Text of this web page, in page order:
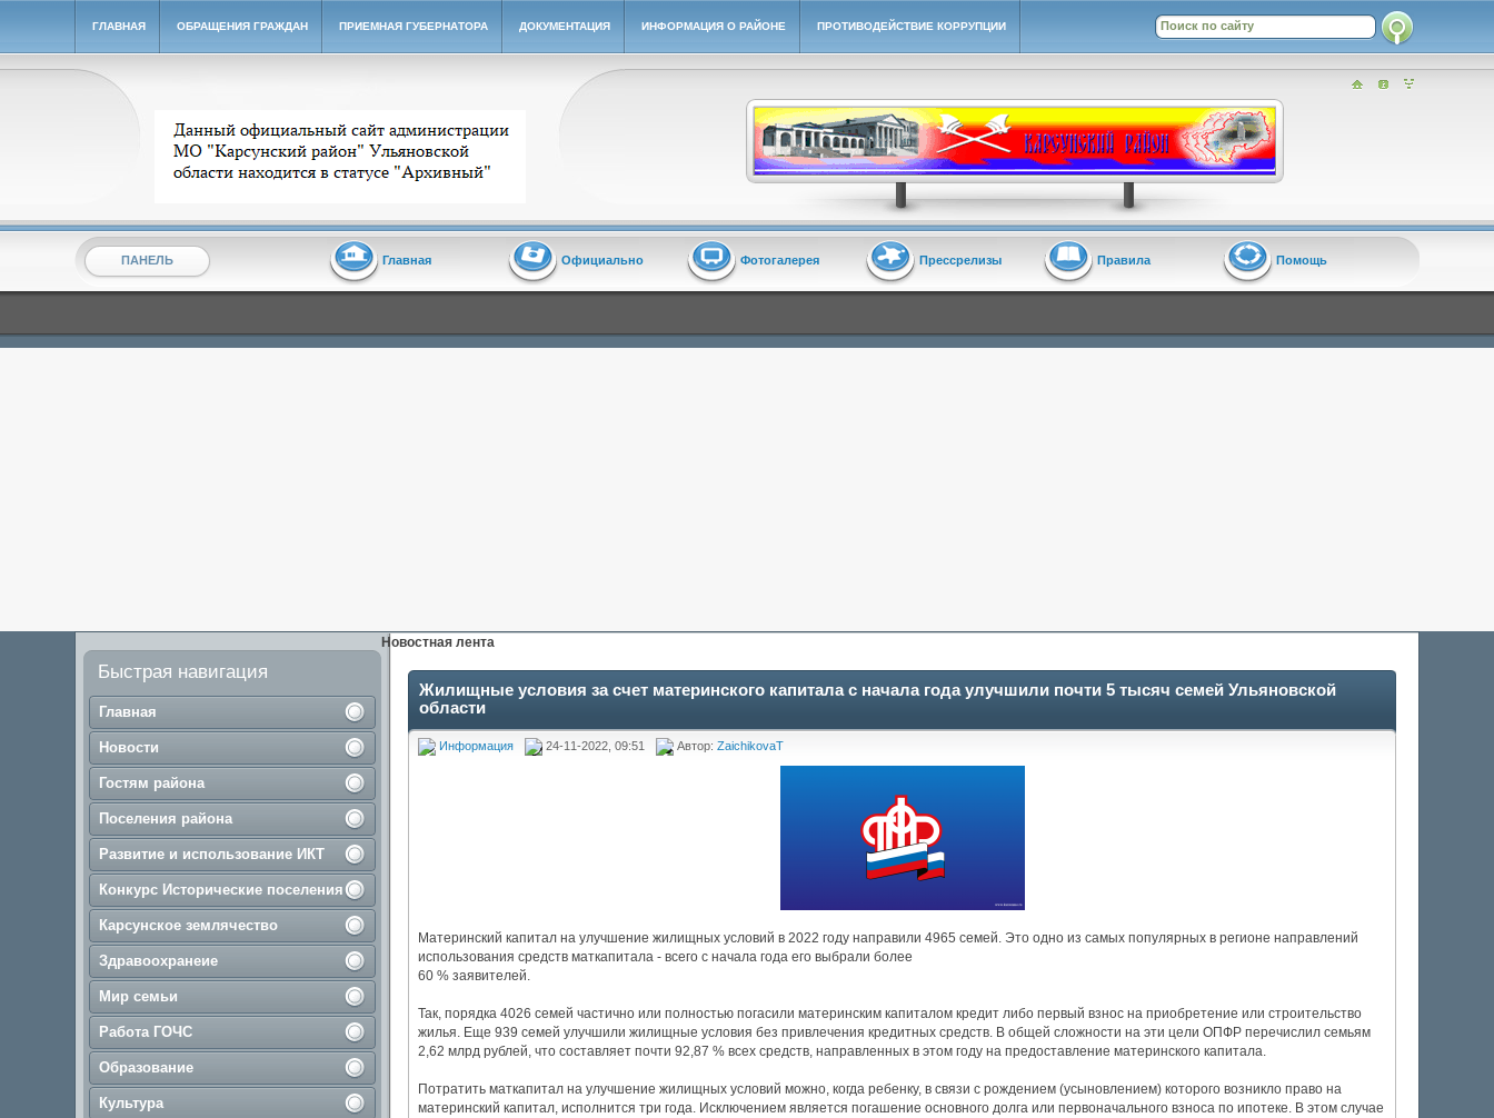
ГЛАВНАЯ ОБРАЩЕНИЯ ГРАЖДАН ПРИЕМНАЯ ГУБЕРНАТОРА ДОКУМЕНТАЦИЯ ИНФОРМАЦИЯ О РАЙОНЕ ПРОТИВОДЕЙСТВИЕ КОРРУПЦИИ
Архивный сайт администрации МО "Карсунский район"
ПАНЕЛЬ Главная Официально Фотогалерея Прессрелизы Правила Помощь
Быстрая навигация
Главная
Новости
Гостям района
Поселения района
Развитие и использование ИКТ
Конкурс Исторические поселения
Карсунское землячество
Здравоохранеие
Мир семьи
Работа ГОЧС
Образование
Культура
Новостная лента
Жилищные условия за счет материнского капитала с начала года улучшили почти 5 тысяч семей Ульяновской
области
Информация 24-11-2022, 09:51 Автор:ZaichikovaT
Материнский капитал на улучшение жилищных условий в 2022 году направили 4965 семей. Это одно из самых популярных в регионе направлений
использования средств маткапитала - всего с начала года его выбрали более
60 % заявителей.
Так, порядка 4026 семей частично или полностью погасили материнским капиталом кредит либо первый взнос на приобретение или строительство
жилья. Еще 939 семей улучшили жилищные условия без привлечения кредитных средств. В общей сложности на эти цели ОПФР перечислил семьям
2,62 млрд рублей, что составляет почти 92,87 % всех средств, направленных в этом году на предоставление материнского капитала.
Потратить маткапитал на улучшение жилищных условий можно, когда ребенку, в связи с рождением (усыновлением) которого возникло право на
материнский капитал, исполнится три года. Исключением является погашение основного долга или первоначального взноса по ипотеке. В этом случае